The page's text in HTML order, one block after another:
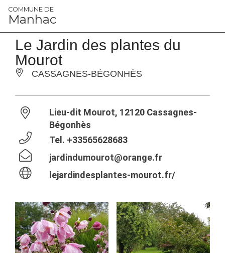
Panneau de gestion des cookies
COMMUNE DE
Manhac
Le Jardin des plantes du
Mourot
CASSAGNES-BÉGONHÈS
Lieu-dit Mourot, 12120 Cassagnes-
Bégonhès
Tel. +33565628683
jardindumourot@orange.fr
lejardindesplantes-mourot.fr/